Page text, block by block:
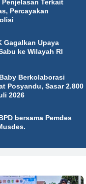
Terkait
Percayakan
Gagalkan Upaya
ke Wilayah RI
Berkolaborasi
Posyandu, Sasar 2.800
2026
bersama Pemdes